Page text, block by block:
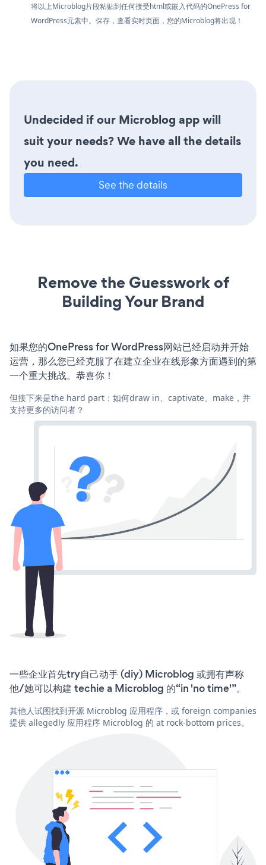
将以上Microblog片段粘贴到任何接受html或嵌入代码的OnePress for
WordPress元素中。保存，查看实时页面，您的Microblog将出现！
Undecided if our Microblog app will
suit your needs? We have all the details
you need.
See the details
Remove the Guesswork of
Building Your Brand
如果您的OnePress for WordPress网站已经启动并开始
运营，那么您已经克服了在建立企业在线形象方面遇到的第
一个重大挑战。恭喜你！
但接下来是the hard part：如何draw in、captivate、make，并
支持更多的访问者？
一些企业首先try自己动手 (diy) Microblog 或拥有声称
他/她可以构建 techie a Microblog 的“in 'no time'”。
其他人试图找到开源 Microblog 应用程序，或 foreign companies
提供 allegedly 应用程序 Microblog 的 at rock-bottom prices。